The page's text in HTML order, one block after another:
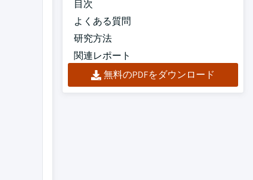
目次
よくある質問
研究方法
関連レポート
無料のPDFをダウンロード